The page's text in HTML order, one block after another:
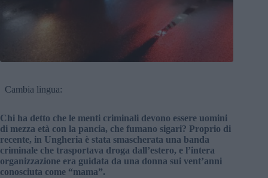
Cambia lingua:
Chi ha detto che le menti criminali devono essere uomini
di mezza età con la pancia, che fumano sigari? Proprio di
recente, in Ungheria è stata smascherata una banda
criminale che trasportava droga dall’estero, e l’intera
organizzazione era guidata da una donna sui vent’anni
conosciuta come “mama”.